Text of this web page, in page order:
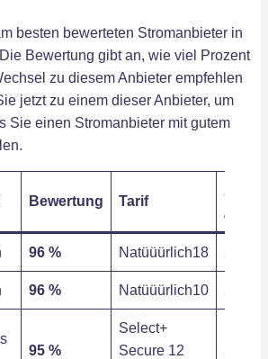
besten bewerteten Stromanbieter in
Bewertung gibt an, wie viel Prozent
zu diesem Anbieter empfehlen
jetzt zu einem dieser Anbieter, um
Sie einen Stromanbieter mit gutem
Bewertung Tarif
/ kWh
96 % Natüüürlich18
96 % Natüüürlich10
95 %
Select+
Secure 12
31,83